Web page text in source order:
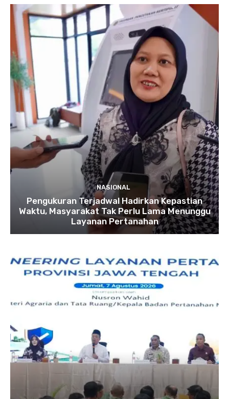
NASIONAL
Pengukuran Terjadwal Hadirkan Kepastian
Waktu, Masyarakat Tak Perlu Lama Menunggu
Layanan Pertanahan